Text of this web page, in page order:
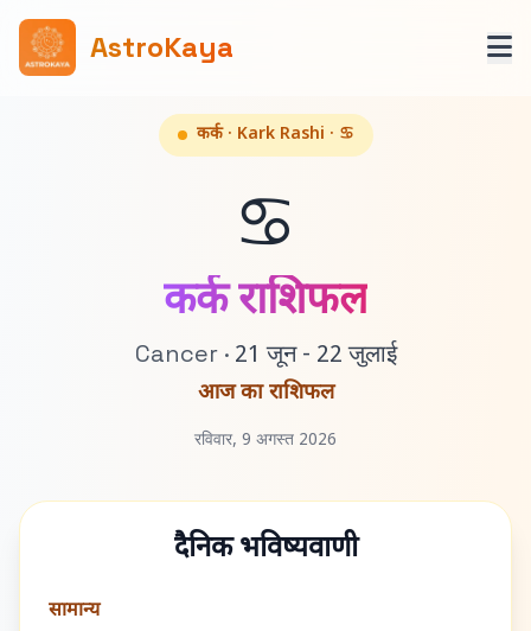
AstroKaya
कर्क · Kark Rashi · ♋
♋
कर्क राशिफल
Cancer · 21 जून - 22 जुलाई
आज का राशिफल
रविवार, 9 अगस्त 2026
दैनिक भविष्यवाणी
सामान्य